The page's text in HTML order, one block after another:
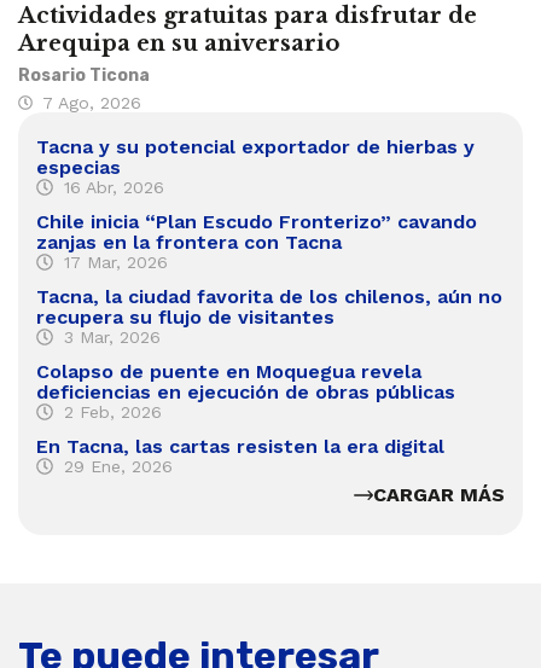
Actividades gratuitas para disfrutar de
Arequipa en su aniversario
Rosario Ticona
7 Ago, 2026
Tacna y su potencial exportador de hierbas y
especias
16 Abr, 2026
Chile inicia “Plan Escudo Fronterizo” cavando
zanjas en la frontera con Tacna
17 Mar, 2026
Tacna, la ciudad favorita de los chilenos, aún no
recupera su flujo de visitantes
3 Mar, 2026
Colapso de puente en Moquegua revela
deficiencias en ejecución de obras públicas
2 Feb, 2026
En Tacna, las cartas resisten la era digital
29 Ene, 2026
CARGAR MÁS
Te puede interesar